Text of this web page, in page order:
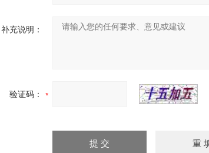
补充说明：
验证码：